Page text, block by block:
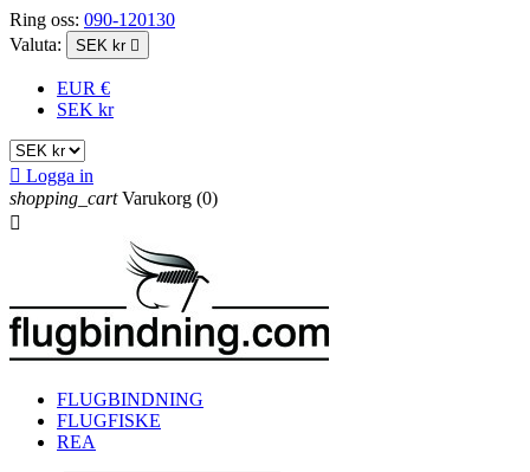
Ring oss: 090-120130
Valuta:
SEK kr 
EUR €
SEK kr
 Logga in
shopping_cart Varukorg (0)

FLUGBINDNING
FLUGFISKE
REA